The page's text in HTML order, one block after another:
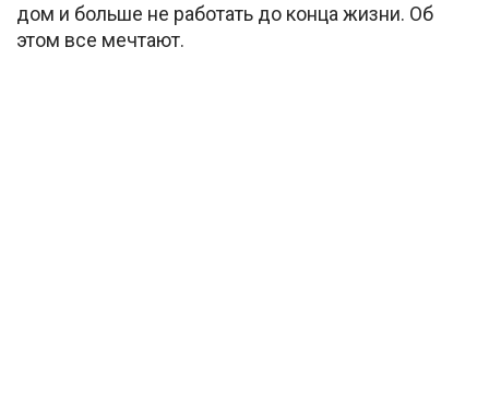
дом и больше не работать до конца жизни. Об
этом все мечтают.